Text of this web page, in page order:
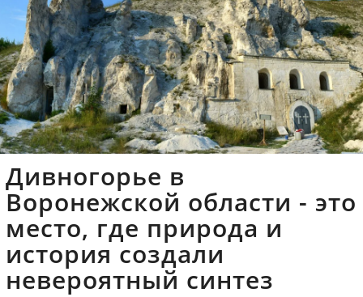
Дивногорье в
Воронежской области - это
место, где природа и
история создали
невероятный синтез